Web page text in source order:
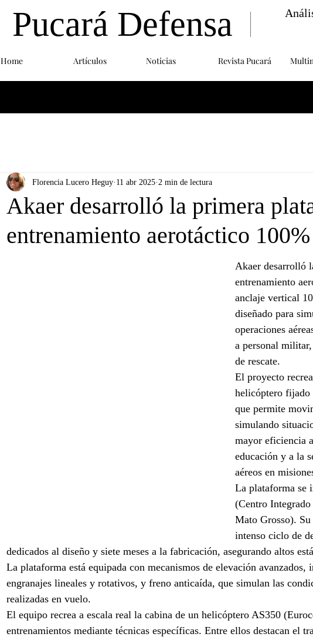
Home Artículos Noticias Revista Pucará
Pucará Defensa
Akaer desarrolló la primera
entrenamiento aerotáctico
Florencia Lucero Heguy 11 abr 2025 2 min de lectura
Akaer desarrolló
entrenamiento
anclaje vertical
diseñado para
operaciones
a personal
de rescate.
El proyecto
helicóptero fijado
que permite
simulando
mayor eficiencia
educación y a la
aéreos en
La plataforma se
(Centro Integrado
Mato Grosso).
intenso ciclo de
dedicados al diseño y siete meses a la fabricación, asegurando altos
La plataforma está equipada con mecanismos de elevación avanzados,
engranajes lineales y rotativos, y freno anticaída, que simulan las
realizadas en vuelo.
El equipo recrea a escala real la cabina de un helicóptero AS350
entrenamientos mediante técnicas específicas. Entre ellos destacan el